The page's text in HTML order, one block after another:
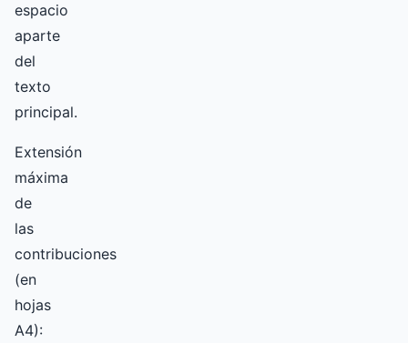
espacio
aparte
del
texto
principal.
Extensión
máxima
de
las
contribuciones
(en
hojas
A4):